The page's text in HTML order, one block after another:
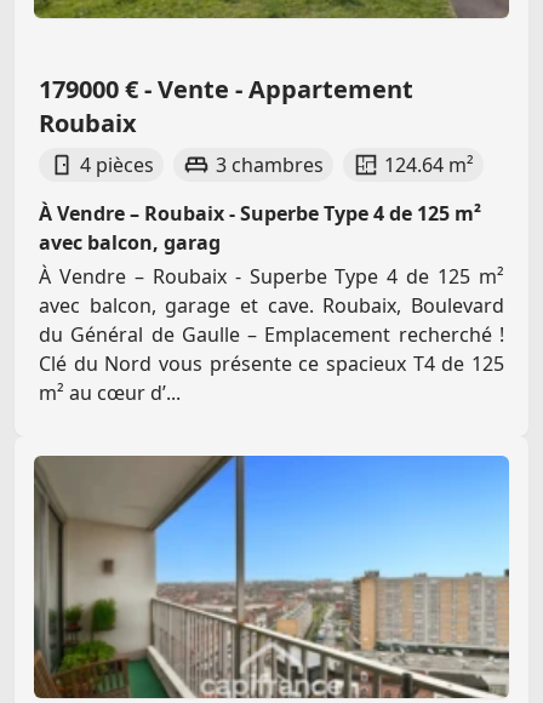
179000 € - Vente - Appartement
Roubaix
4 pièces 3 chambres
124.64 m²
À Vendre – Roubaix - Superbe Type 4 de 125 m²
avec balcon, garag
À Vendre – Roubaix - Superbe Type 4 de 125 m²
avec balcon, garage et cave. Roubaix, Boulevard
du Général de Gaulle – Emplacement recherché !
Clé du Nord vous présente ce spacieux T4 de 125
m² au cœur d’...